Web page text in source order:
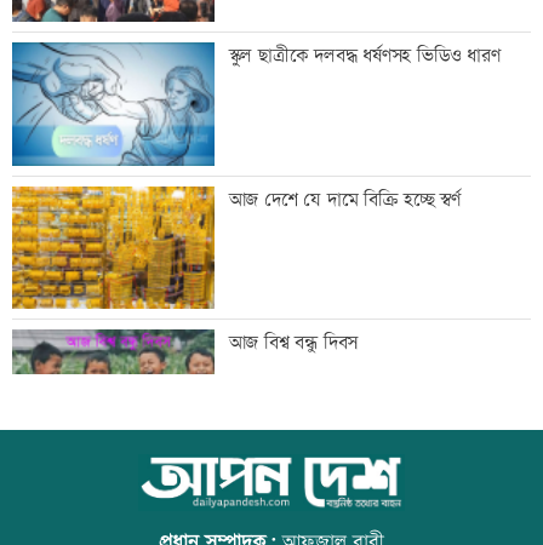
সিঙ্গাপুর থেকে এক কার্গো এলএনজি কিনবে
সরকার
মান্দায় ২৯৬ বোতলসহ দুই মাদক কারবারি
আটক
গুরুত্বপূর্ণ ব্যক্তিদের নিয়ে অপপ্রচারের বিরুদ্ধে
সতর্ক করল পুলিশ
নিরাপত্তা পেলে দেশে ফিরতে চান সাকিব
স্কুল ছাত্রীকে দলবদ্ধ ধর্ষণসহ ভিডিও ধারণ
আজ দেশে যে দামে বিক্রি হচ্ছে স্বর্ণ
আজ বিশ্ব বন্ধু দিবস
কোরআন-হাদিসে নামাজ না পড়ার শাস্তি